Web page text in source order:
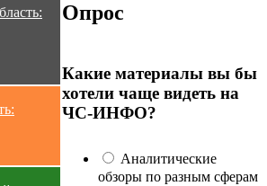
Опрос
Какие материалы вы бы
хотели чаще видеть на
ЧС-ИНФО?
Аналитические
обзоры по разным сферам